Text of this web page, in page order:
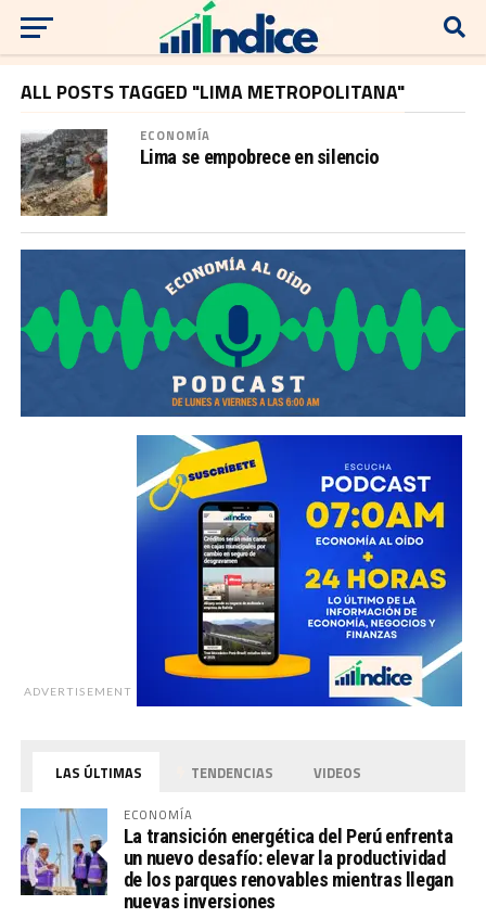
ALL POSTS TAGGED "LIMA METROPOLITANA"
ECONOMÍA
Lima se empobrece en silencio
ADVERTISEMENT
LAS ÚLTIMAS TENDENCIAS VIDEOS
ECONOMÍA
La transición energética del Perú enfrenta
un nuevo desafío: elevar la productividad
de los parques renovables mientras llegan
nuevas inversiones